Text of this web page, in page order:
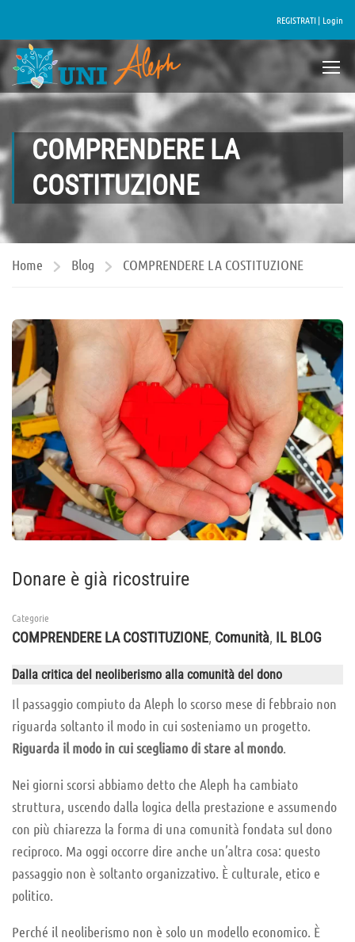
REGISTRATI | Login
COMPRENDERE LA
COSTITUZIONE
Home Blog COMPRENDERE LA COSTITUZIONE
Donare è già ricostruire
Categorie
COMPRENDERE LA COSTITUZIONE, Comunità, IL BLOG
Dalla critica del neoliberismo alla comunità del dono
Il passaggio compiuto da Aleph lo scorso mese di febbraio non
riguarda soltanto il modo in cui sosteniamo un progetto.
Riguarda il modo in cui scegliamo di stare al mondo.
Nei giorni scorsi abbiamo detto che Aleph ha cambiato
struttura, uscendo dalla logica della prestazione e assumendo
con più chiarezza la forma di una comunità fondata sul dono
reciproco. Ma oggi occorre dire anche un’altra cosa: questo
passaggio non è soltanto organizzativo. È culturale, etico e
politico.
Perché il neoliberismo non è solo un modello economico. È